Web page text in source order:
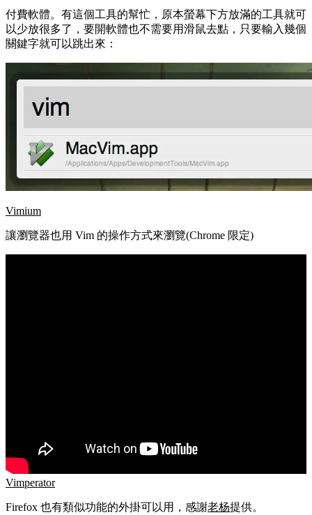
付費軟體。有這個工具的幫忙，原本螢幕下方放滿的工具就可
以少放很多了，要開軟體也不需要用滑鼠去點，只要輸入幾個
關鍵字就可以跳出來：
Vimium
讓瀏覽器也用 Vim 的操作方式來瀏覽(Chrome 限定)
Vimperator
Firefox 也有類似功能的外掛可以用，感謝老杨提供。